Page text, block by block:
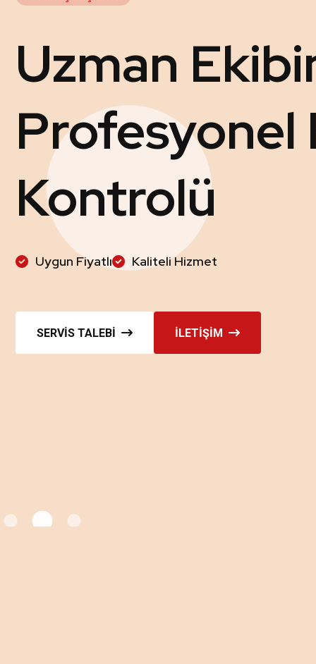
Uzman
Profesyonel
Kontrolü
Uygun Fiyatlı Kaliteli Hizmet
SERVIS TALEBI İLETIŞIM